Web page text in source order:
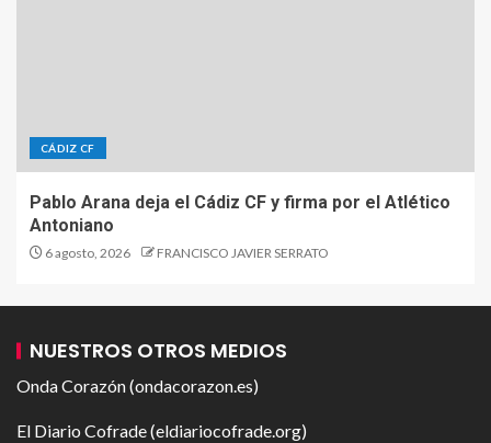
CÁDIZ CF
Pablo Arana deja el Cádiz CF y firma por el Atlético
Antoniano
6 agosto, 2026 FRANCISCO JAVIER SERRATO
NUESTROS OTROS MEDIOS
Onda Corazón (ondacorazon.es)
El Diario Cofrade (eldiariocofrade.org)